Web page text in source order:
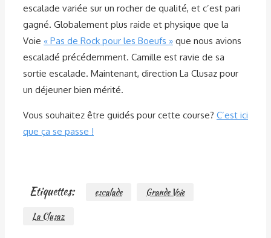
escalade variée sur un rocher de qualité, et c’est pari
gagné. Globalement plus raide et physique que la
Voie « Pas de Rock pour les Boeufs » que nous avions
escaladé précédemment. Camille est ravie de sa
sortie escalade. Maintenant, direction La Clusaz pour
un déjeuner bien mérité.
Vous souhaitez être guidés pour cette course? C’est ici
que ça se passe !
Etiquettes: escalade
Grande Voie
La Clusaz